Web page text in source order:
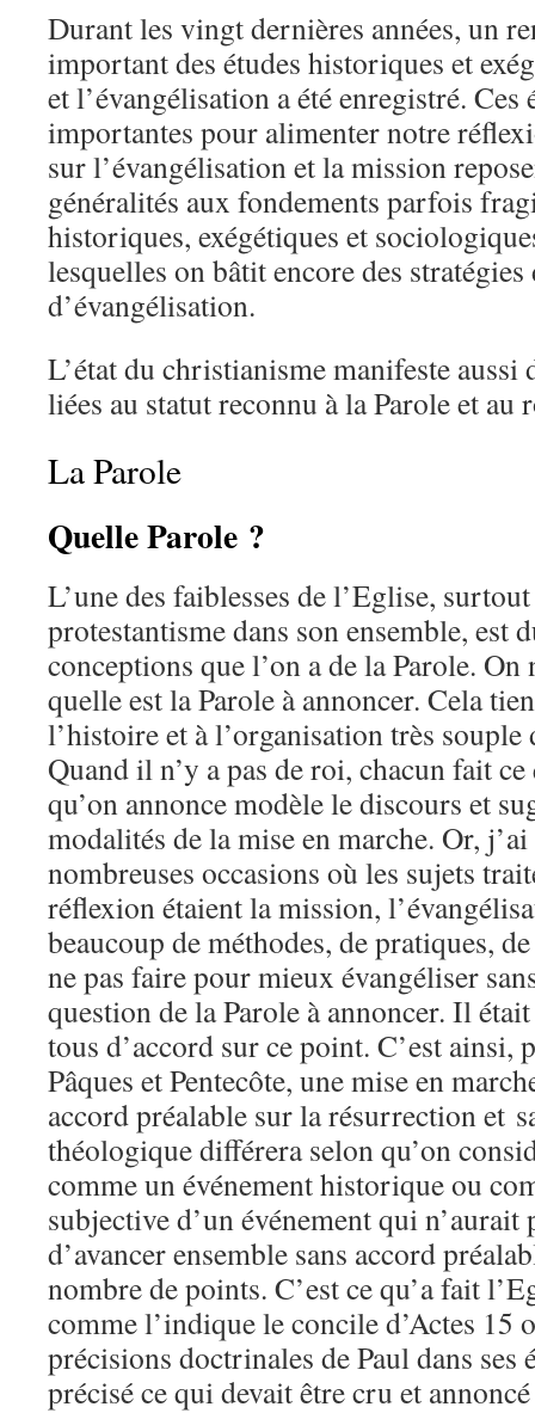
Durant les vingt dernières années, un
important des études historiques et
et l’évangélisation a été enregistré. Ces
importantes pour alimenter notre
sur l’évangélisation et la mission
généralités aux fondements parfois
historiques, exégétiques et
lesquelles on bâtit encore des
d’évangélisation.
L’état du christianisme manifeste aussi
liées au statut reconnu à la Parole et au
La Parole
Quelle Parole ?
L’une des faiblesses de l’Eglise,
protestantisme dans son ensemble, est
conceptions que l’on a de la Parole.
quelle est la Parole à annoncer. Cela
l’histoire et à l’organisation très
Quand il n’y a pas de roi, chacun fait
qu’on annonce modèle le discours et
modalités de la mise en marche. Or,
nombreuses occasions où les sujets
réflexion étaient la mission,
beaucoup de méthodes, de pratiques,
ne pas faire pour mieux évangéliser
question de la Parole à annoncer. Il
tous d’accord sur ce point. C’est ainsi,
Pâques et Pentecôte, une mise en
accord préalable sur la résurrection et
théologique différera selon qu’on
comme un événement historique ou
subjective d’un événement qui
d’avancer ensemble sans accord
nombre de points. C’est ce qu’a fait
comme l’indique le concile d’Actes 15
précisions doctrinales de Paul dans
précisé ce qui devait être cru et